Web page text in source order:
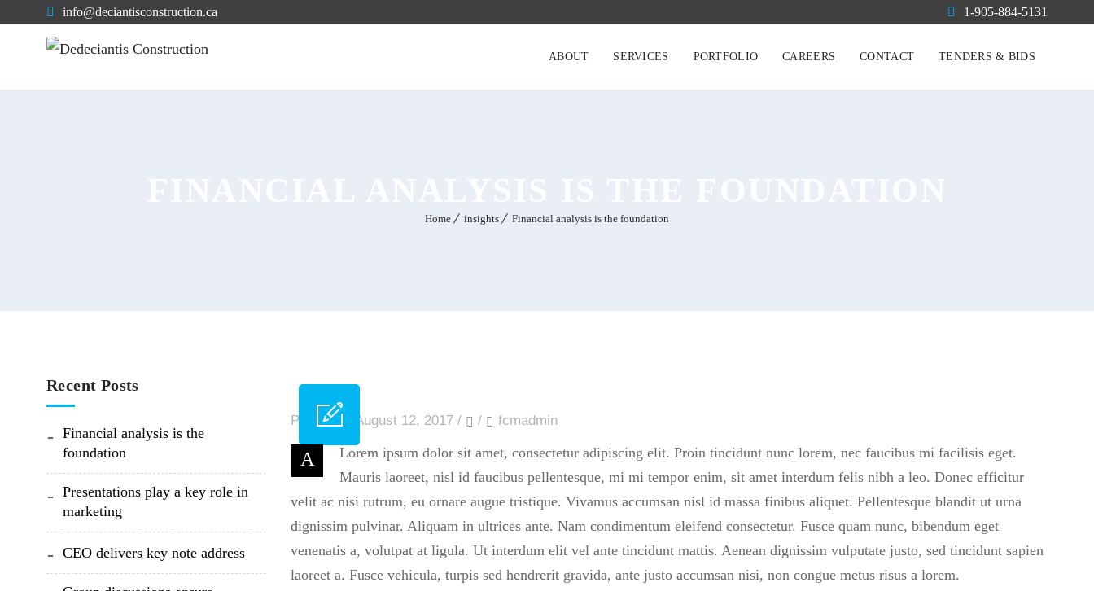
info@deciantisconstruction.ca 1-905-884-5131
ABOUT SERVICES PORTFOLIO CAREERS CONTACT TENDERS & BIDS
Home insights Financial analysis is the foundation
Recent Posts
Financial analysis is the
foundation
Presentations play a key role in
marketing
CEO delivers key note address
Posted on August 12, 2017 / / fcmadmin
A
Lorem ipsum dolor sit amet, consectetur adipiscing elit. Proin tincidunt nunc lorem, nec faucibus mi facilisis eget.
Mauris laoreet, nisl id faucibus pellentesque, mi mi tempor enim, sit amet interdum felis nibh a leo. Donec efficitur
velit ac nisi rutrum, eu ornare augue tristique. Vivamus accumsan nisl id massa finibus aliquet. Pellentesque blandit ut urna
dignissim pulvinar. Aliquam in ultrices ante. Nam condimentum eleifend consectetur. Fusce quam nunc, bibendum eget
venenatis a, volutpat at ligula. Ut interdum elit vel ante tincidunt mattis. Aenean dignissim vulputate justo, sed tincidunt sapien
laoreet a. Fusce vehicula, turpis sed hendrerit gravida, ante justo accumsan nisi, non congue metus risus a lorem.